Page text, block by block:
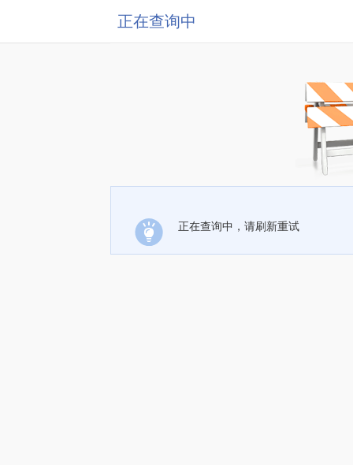
正在查询中
正在查询中，请刷新重试